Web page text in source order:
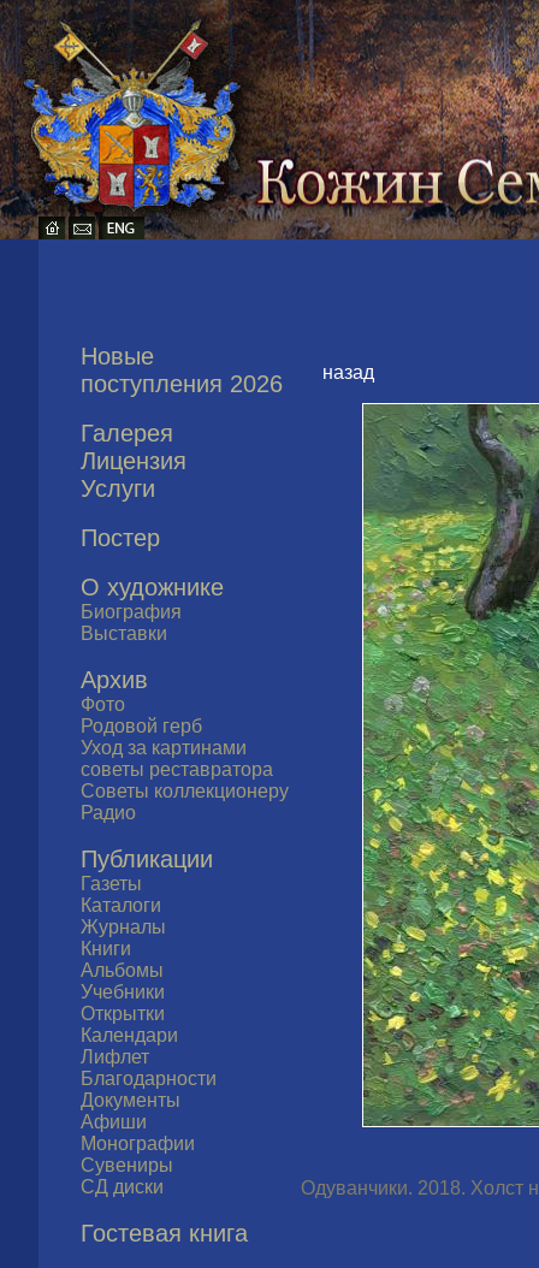
Новые
поступления 2026
Галерея
Лицензия
Услуги
Постер
О художнике
Биография
Выставки
Архив
Фото
Родовой герб
Уход за картинами
советы реставратора
Советы коллекционеру
Радио
Публикации
Газеты
Каталоги
Журналы
Книги
Альбомы
Учебники
Открытки
Календари
Лифлет
Благодарности
Документы
Афиши
Монографии
Сувениры
СД диски
Гостевая книга
назад
Одуванчики. 2018. Холст